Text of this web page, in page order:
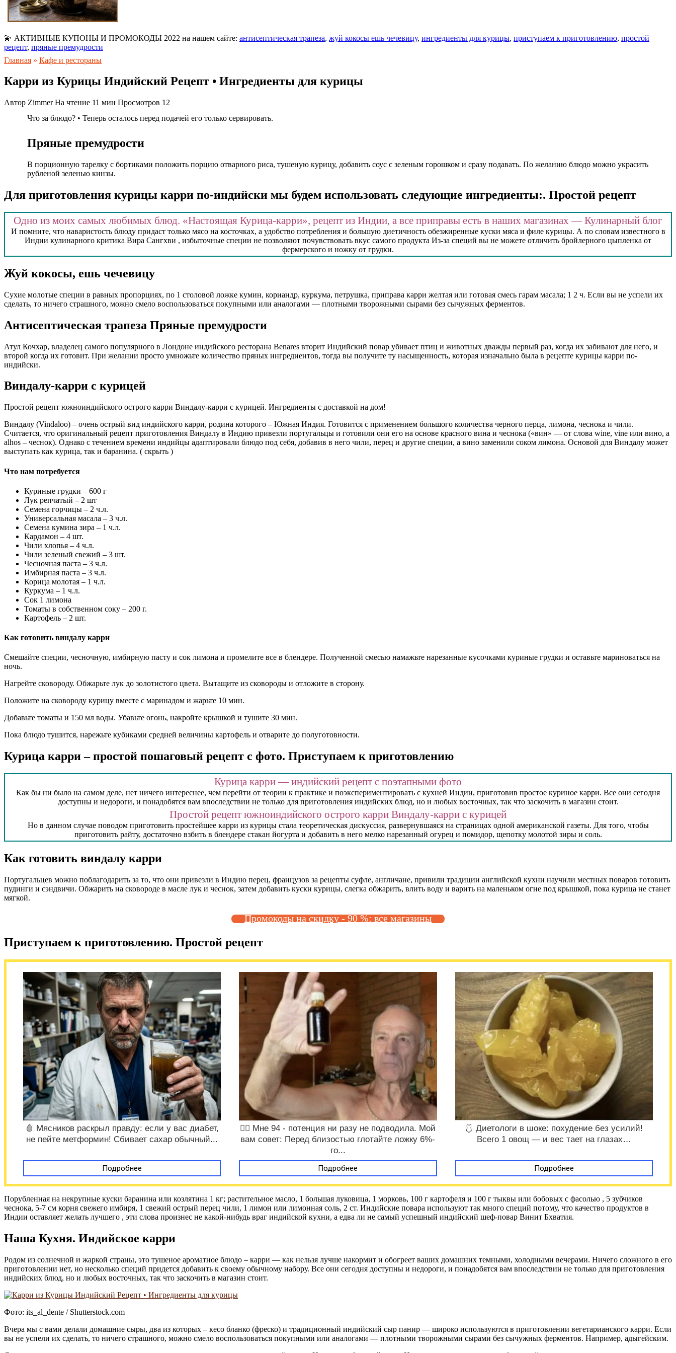
💫 АКТИВНЫЕ КУПОНЫ И ПРОМОКОДЫ 2022 на нашем сайте: антисептическая трапеза, жуй кокосы ешь чечевицу, ингредиенты для курицы, приступаем к приготовлению, простой
рецепт, пряные премудрости
Главная » Кафе и рестораны
Карри из Курицы Индийский Рецепт • Ингредиенты для курицы
Автор Zimmer На чтение 11 мин Просмотров 12
Что за блюдо? • Теперь осталось перед подачей его только сервировать.
Пряные премудрости
В порционную тарелку с бортиками положить порцию отварного риса, тушеную курицу, добавить соус с зеленым горошком и сразу подавать. По желанию блюдо можно украсить
рубленой зеленью кинзы.
Для приготовления курицы карри по-индийски мы будем использовать следующие ингредиенты:. Простой рецепт
Одно из моих самых любимых блюд. «Настоящая Курица-карри», рецепт из Индии, а все приправы есть в наших магазинах — Кулинарный блог
И помните, что наваристость блюду придаст только мясо на косточках, а удобство потребления и большую диетичность обезжиренные куски мяса и филе курицы. А по словам известного в
Индии кулинарного критика Вира Сангхви , избыточные специи не позволяют почувствовать вкус самого продукта Из-за специй вы не можете отличить бройлерного цыпленка от
фермерского и ножку от грудки.
Жуй кокосы, ешь чечевицу
Сухие молотые специи в равных пропорциях, по 1 столовой ложке кумин, кориандр, куркума, петрушка, приправа карри желтая или готовая смесь гарам масала; 1 2 ч. Если вы не успели их
сделать, то ничего страшного, можно смело воспользоваться покупными или аналогами — плотными творожными сырами без сычужных ферментов.
Антисептическая трапеза Пряные премудрости
Атул Кочхар, владелец самого популярного в Лондоне индийского ресторана Benares вторит Индийский повар убивает птиц и животных дважды первый раз, когда их забивают для него, и
второй когда их готовит. При желании просто умножьте количество пряных ингредиентов, тогда вы получите ту насыщенность, которая изначально была в рецепте курицы карри по-
индийски.
Виндалу-карри с курицей
Простой рецепт южноиндийского острого карри Виндалу-карри с курицей. Ингредиенты с доставкой на дом!
Виндалу (Vindaloo) – очень острый вид индийского карри, родина которого – Южная Индия. Готовится с применением большого количества черного перца, лимона, чеснока и чили.
Считается, что оригинальный рецепт приготовления Виндалу в Индию привезли португальцы и готовили они его на основе красного вина и чеснока («вин» — от слова wine, vine или вино, а
alhos – чеснок). Однако с течением времени индийцы адаптировали блюдо под себя, добавив в него чили, перец и другие специи, а вино заменили соком лимона. Основой для Виндалу может
выступать как курица, так и баранина. ( скрыть )
Что нам потребуется
Куриные грудки – 600 г
Лук репчатый – 2 шт
Семена горчицы – 2 ч.л.
Универсальная масала – 3 ч.л.
Семена кумина зира – 1 ч.л.
Кардамон – 4 шт.
Чили хлопья – 4 ч.л.
Чили зеленый свежий – 3 шт.
Чесночная паста – 3 ч.л.
Имбирная паста – 3 ч.л.
Корица молотая – 1 ч.л.
Куркума – 1 ч.л.
Сок 1 лимона
Томаты в собственном соку – 200 г.
Картофель – 2 шт.
Как готовить виндалу карри
Смешайте специи, чесночную, имбирную пасту и сок лимона и промелите все в блендере. Полученной смесью намажьте нарезанные кусочками куриные грудки и оставьте мариноваться на
ночь.
Нагрейте сковороду. Обжарьте лук до золотистого цвета. Вытащите из сковороды и отложите в сторону.
Положите на сковороду курицу вместе с маринадом и жарьте 10 мин.
Добавьте томаты и 150 мл воды. Убавьте огонь, накройте крышкой и тушите 30 мин.
Пока блюдо тушится, нарежьте кубиками средней величины картофель и отварите до полуготовности.
Курица карри – простой пошаговый рецепт с фото. Приступаем к приготовлению
Курица карри — индийский рецепт с поэтапными фото
Как бы ни было на самом деле, нет ничего интереснее, чем перейти от теории к практике и поэкспериментировать с кухней Индии, приготовив простое куриное карри. Все они сегодня
доступны и недороги, и понадобятся вам впоследствии не только для приготовления индийских блюд, но и любых восточных, так что заскочить в магазин стоит.
Простой рецепт южноиндийского острого карри Виндалу-карри с курицей
Но в данном случае поводом приготовить простейшее карри из курицы стала теоретическая дискуссия, развернувшаяся на страницах одной американской газеты. Для того, чтобы
приготовить райту, достаточно взбить в блендере стакан йогурта и добавить в него мелко нарезанный огурец и помидор, щепотку молотой зиры и соль.
Как готовить виндалу карри
Португальцев можно поблагодарить за то, что они привезли в Индию перец, французов за рецепты суфле, англичане, привили традиции английской кухни научили местных поваров готовить
пудинги и сэндвичи. Обжарить на сковороде в масле лук и чеснок, затем добавить куски курицы, слегка обжарить, влить воду и варить на маленьком огне под крышкой, пока курица не станет
мягкой.
Промокоды на скидку - 90 %: все магазины
Приступаем к приготовлению. Простой рецепт
🩸 Мясников раскрыл правду: если у вас диабет,
не пейте метформин! Сбивает сахар обычный...
Подробнее
❤️‍🔥 Мне 94 - потенция ни разу не подводила. Мой
вам совет: Перед близостью глотайте ложку 6%-
го...
Подробнее
🩱 Диетологи в шоке: похудение без усилий!
Всего 1 овощ — и вес тает на глазах…
Подробнее
Порубленная на некрупные куски баранина или козлятина 1 кг; растительное масло, 1 большая луковица, 1 морковь, 100 г картофеля и 100 г тыквы или бобовых с фасолью , 5 зубчиков
чеснока, 5-7 см корня свежего имбиря, 1 свежий острый перец чили, 1 лимон или лимонная соль, 2 ст. Индийские повара используют так много специй потому, что качество продуктов в
Индии оставляет желать лучшего , эти слова произнес не какой-нибудь враг индийской кухни, а едва ли не самый успешный индийский шеф-повар Винит Бхватия.
Наша Кухня. Индийское карри
Родом из солнечной и жаркой страны, это тушеное ароматное блюдо – карри — как нельзя лучше накормит и обогреет ваших домашних темными, холодными вечерами. Ничего сложного в его
приготовлении нет, но несколько специй придется добавить к своему обычному набору. Все они сегодня доступны и недороги, и понадобятся вам впоследствии не только для приготовления
индийских блюд, но и любых восточных, так что заскочить в магазин стоит.
Фото: its_al_dente / Shutterstock.com
Вчера мы с вами делали домашние сыры, два из которых – кесо бланко (фреско) и традиционный индийский сыр панир — широко используются в приготовлении вегетарианского карри. Если
вы не успели их сделать, то ничего страшного, можно смело воспользоваться покупными или аналогами — плотными творожными сырами без сычужных ферментов. Например, адыгейским.